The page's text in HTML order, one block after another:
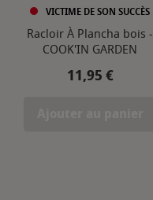
VICTIME DE SON SUCCÈS
Racloir À Plancha bois -
COOK'IN GARDEN
Prix
11,95 €